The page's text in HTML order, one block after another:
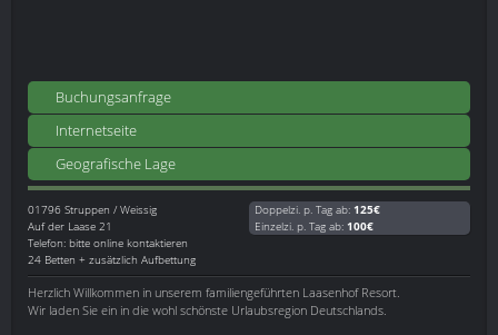
Buchungsanfrage
Internetseite
Geografische Lage
01796 Struppen / Weissig
Auf der Laase 21
Telefon: bitte online kontaktieren
24 Betten + zusätzlich Aufbettung
Doppelzi. p. Tag ab: 125€
Einzelzi. p. Tag ab: 100€
Herzlich Willkommen in unserem familiengeführten Laasenhof Resort.
Wir laden Sie ein in die wohl schönste Urlaubsregion Deutschlands.